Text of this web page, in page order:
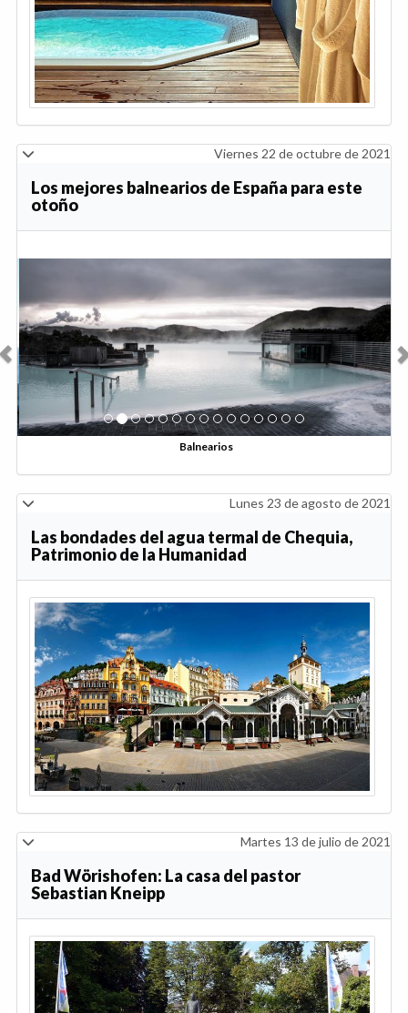
Viernes 22 de octubre de 2021
Los mejores balnearios de España para este
otoño
Balnearios
Lunes 23 de agosto de 2021
Las bondades del agua termal de Chequia,
Patrimonio de la Humanidad
Martes 13 de julio de 2021
Bad Wörishofen: La casa del pastor
Sebastian Kneipp